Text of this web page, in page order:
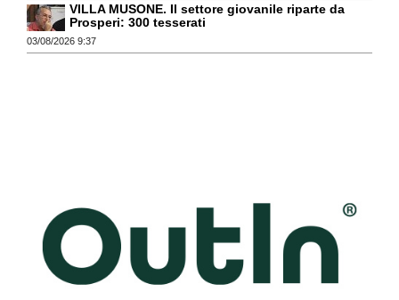
VILLA MUSONE. Il settore giovanile riparte da
Prosperi: 300 tesserati
03/08/2026 9:37